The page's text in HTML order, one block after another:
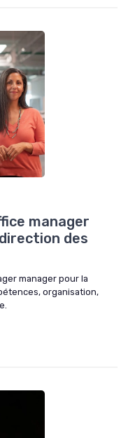
manager
des
manager pour la
organisation,